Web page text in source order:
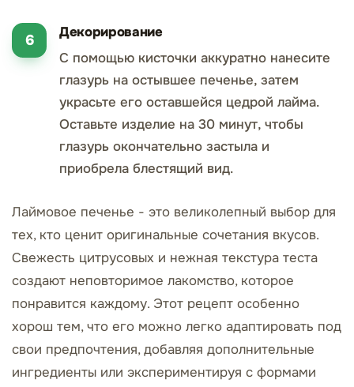
Декорирование
С помощью кисточки аккуратно нанесите
глазурь на остывшее печенье, затем
украсьте его оставшейся цедрой лайма.
Оставьте изделие на 30 минут, чтобы
глазурь окончательно застыла и
приобрела блестящий вид.
Лаймовое печенье - это великолепный выбор для
тех, кто ценит оригинальные сочетания вкусов.
Свежесть цитрусовых и нежная текстура теста
создают неповторимое лакомство, которое
понравится каждому. Этот рецепт особенно
хорош тем, что его можно легко адаптировать под
свои предпочтения, добавляя дополнительные
ингредиенты или экспериментируя с формами